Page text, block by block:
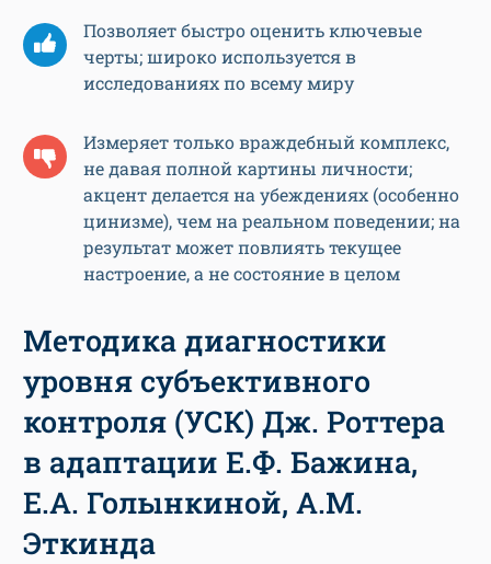
Позволяет быстро оценить ключевые
черты; широко используется в
исследованиях по всему миру
Измеряет только враждебный комплекс,
не давая полной картины личности;
акцент делается на убеждениях (особенно
цинизме), чем на реальном поведении; на
результат может повлиять текущее
настроение, а не состояние в целом
Методика диагностики
уровня субъективного
контроля (УСК) Дж. Роттера
в адаптации Е.Ф. Бажина,
Е.А. Голынкиной, А.М.
Эткинда